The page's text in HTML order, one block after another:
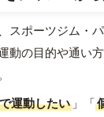
スポーツジム・
動の目的や通い
運動したい 」「